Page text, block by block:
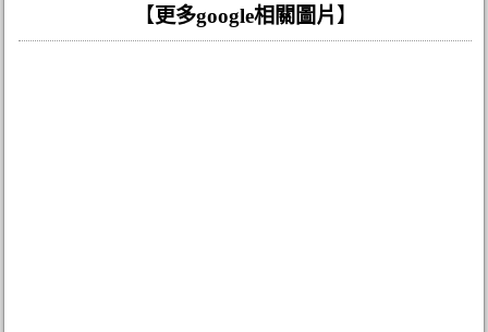
【更多google相關圖片】